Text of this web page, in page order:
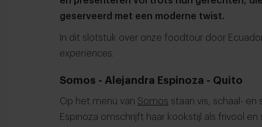
geserveerd met een moderne twist.
In dit slotstuk over onze foodtour door
experiences.
Somos - Alejandra Espinoza - Quito
Op het menu van Somos staan vis, schaal- en
Espinoza omschrijft haar kookstijl als frivool